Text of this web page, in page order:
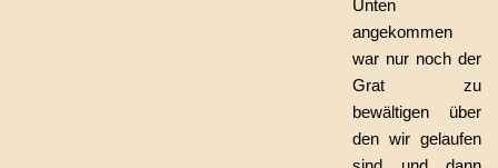
Unten
angekommen
war nur noch der
Grat zu
bewältigen über
den wir gelaufen